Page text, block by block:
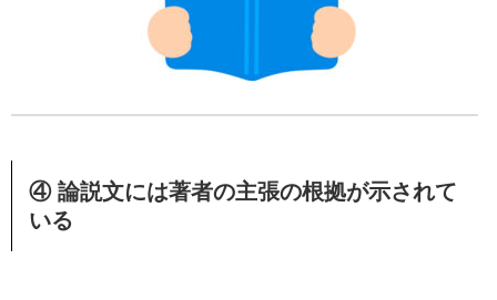
④ 論説文には著者の主張の根拠が示されて
いる